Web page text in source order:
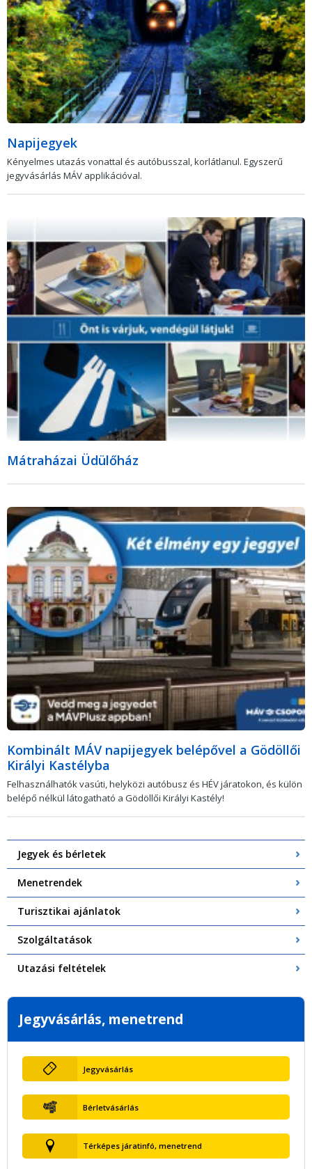
Napijegyek
Kényelmes utazás vonattal és autóbusszal, korlátlanul. Egyszerű
jegyvásárlás MÁV applikációval.
Mátraházai Üdülőház
Kombinált MÁV napijegyek belépővel a Gödöllői
Királyi Kastélyba
Felhasználhatók vasúti, helyközi autóbusz és HÉV járatokon, és külön
belépő nélkül látogatható a Gödöllői Királyi Kastély!
Jegyek és bérletek
Menetrendek
Turisztikai ajánlatok
Szolgáltatások
Utazási feltételek
Jegyvásárlás, menetrend
Jegyvásárlás
Bérletvásárlás
Térképes járatinfó, menetrend